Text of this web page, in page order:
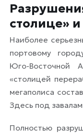
столице»
Наиболее
портовому
Юго-Восточной
«столицей
мегаполиса
Здесь под
Полностью